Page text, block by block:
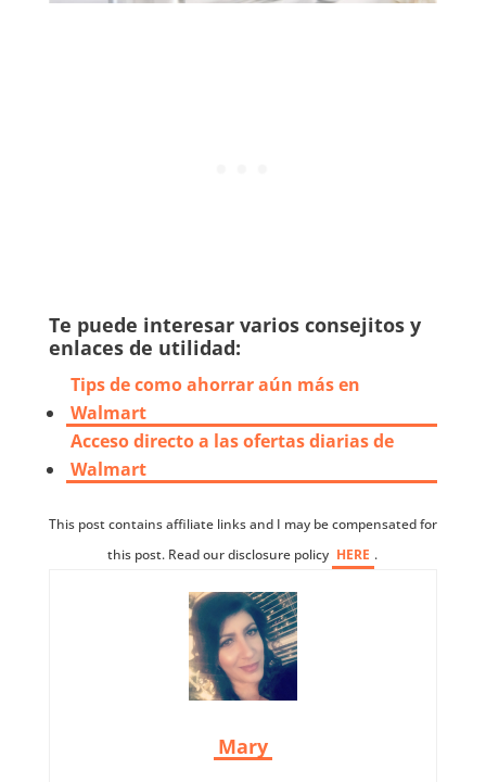
Te puede interesar varios consejitos y
enlaces de utilidad:
Tips de como ahorrar aún más en
Walmart
Acceso directo a las ofertas diarias de
Walmart
This post contains affiliate links and I may be compensated for
this post. Read our disclosure policy HERE .
Mary